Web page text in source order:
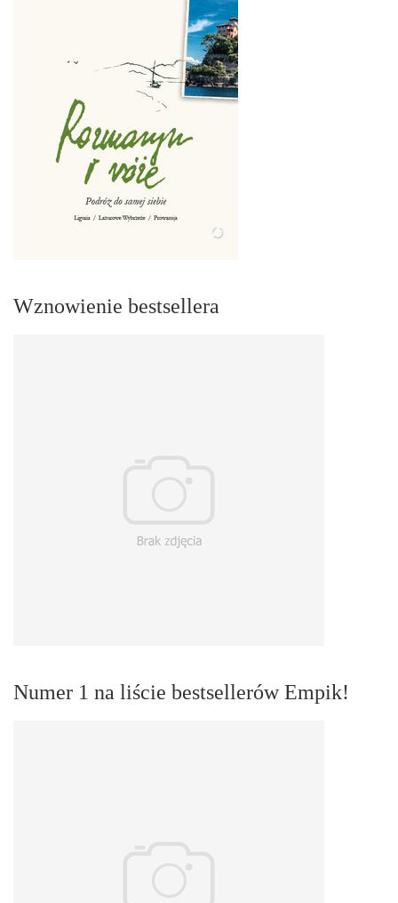
Wznowienie bestsellera
Numer 1 na liście bestsellerów Empik!